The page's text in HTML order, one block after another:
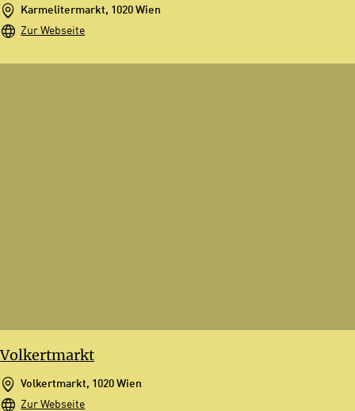
Karmelitermarkt, 1020 Wien
Zur Webseite
Volkertmarkt
Volkertmarkt, 1020 Wien
Zur Webseite